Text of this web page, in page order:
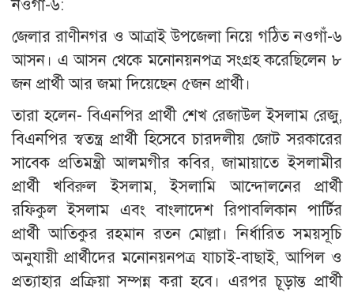
নওগাঁ-৬:
জেলার রাণীনগর ও আত্রাই উপজেলা নিয়ে গঠিত নওগাঁ-৬
আসন। এ আসন থেকে মনোনয়নপত্র সংগ্রহ করেছিলেন ৮
জন প্রার্থী আর জমা দিয়েছেন ৫জন প্রার্থী।
তারা হলেন- বিএনপির প্রার্থী শেখ রেজাউল ইসলাম রেজু,
বিএনপির স্বতন্ত্র প্রার্থী হিসেবে চারদলীয় জোট সরকারের
সাবেক প্রতিমন্ত্রী আলমগীর কবির, জামায়াতে ইসলামীর
প্রার্থী খবিরুল ইসলাম, ইসলামি আন্দোলনের প্রার্থী
রফিকুল ইসলাম এবং বাংলাদেশ রিপাবলিকান পার্টির
প্রার্থী আতিকুর রহমান রতন মোল্লা। নির্ধারিত সময়সূচি
অনুযায়ী প্রার্থীদের মনোনয়নপত্র যাচাই-বাছাই, আপিল ও
প্রত্যাহার প্রক্রিয়া সম্পন্ন করা হবে। এরপর চূড়ান্ত প্রার্থী